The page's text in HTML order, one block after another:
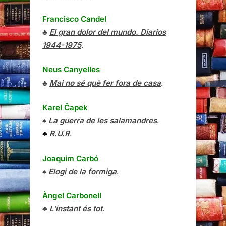
Francisco Candel
♣ El gran dolor del mundo. Diarios
1944-1975.
Neus Canyelles
♣ Mai no sé què fer fora de casa.
Karel Čapek
♠ La guerra de les salamandres.
♣ R.U.R.
Joaquim Carbó
♠ Elogi de la formiga.
Àngel Carbonell
♣ L’instant és tot.